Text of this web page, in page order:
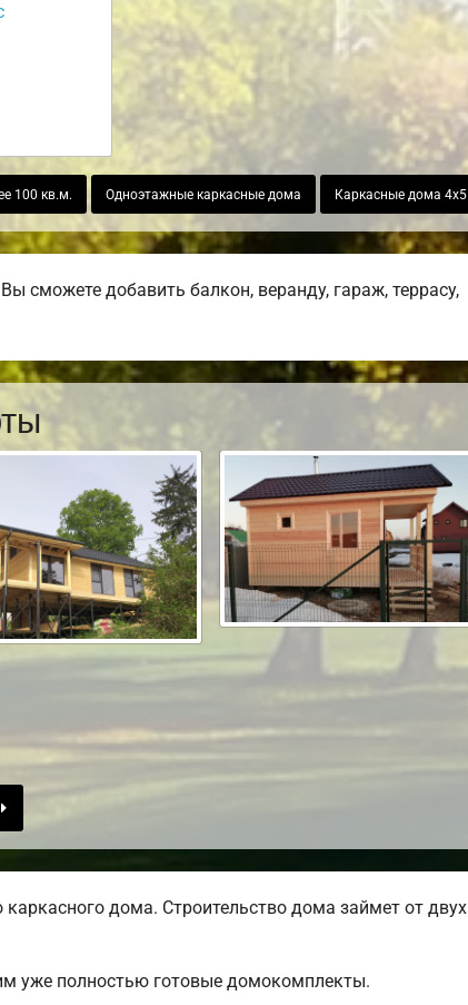
100 кв.м. Одноэтажные каркасные дома Каркасные дома 4х5
сможете добавить балкон, веранду, гараж, террасу,
дома. Строительство дома займет от двух
уже полностью готовые домокомплекты.